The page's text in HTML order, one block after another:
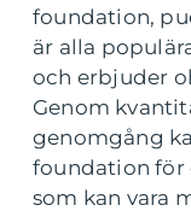
foundation,
är alla
och erbjuder
Genom
genomgång
foundation för
som kan vara